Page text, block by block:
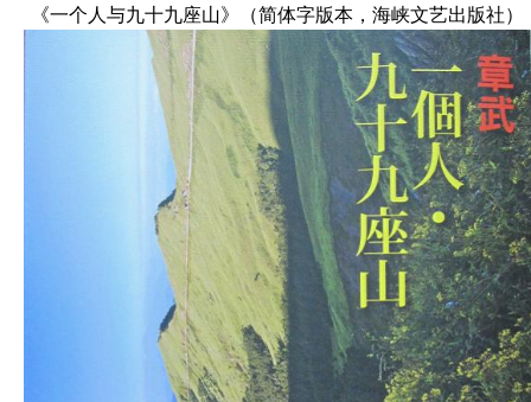
《一个人与九十九座山》（简体字版本，海峡文艺出版社）